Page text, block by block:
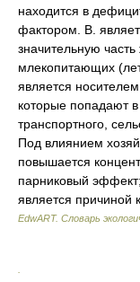
находится в
фактором. В.
значительную
млекопитающих
является
которые попадают
транспортного,
Под влиянием
повышается
парниковый
является причиной
EdwART. Словарь